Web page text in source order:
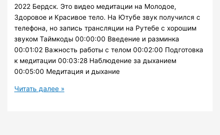
2022 Бердск. Это видео медитации на Молодое,
Здоровое и Красивое тело. На Ютубе звук получился с
телефона, но запись трансляции на Рутебе с хорошим
звуком Таймкоды 00:00:00 Введение и разминка
00:01:02 Важность работы с телом 00:02:00 Подготовка
к медитации 00:03:28 Наблюдение за дыханием
00:05:00 Медитация и дыхание
Медитация
Читать далее »